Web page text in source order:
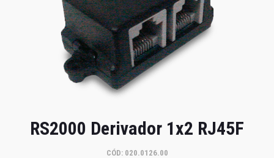
RS2000 Derivador 1x2 RJ45F
CÓD: 020.0126.00